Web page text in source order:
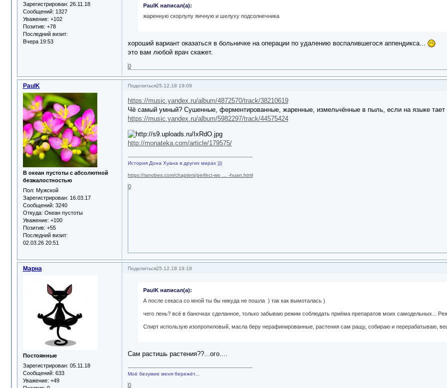
Зарегистрирован: 26.11.18
Сообщений: 1327
Уважение: +102
Позитив: +78
Последний визит:
Вчера 19:53
PaulK написал(а):
жаренную скорлупу яичную и шелуху подсолнечника
хороший вариант оказаться в больничке на операции по удалению воспалившегося аппендикса...
это вам любой врач скажет.
0
Поделиться25.12.18 19:09
PaulK
В океан пустоты с абсолютной
безжалостностью
Пол: Мужской
Зарегистрирован: 16.03.17
Сообщений: 3240
Откуда: Океан пустоты
Уважение: +100
Позитив: +55
Последний визит:
02.03.26 20:51
https://music.yandex.ru/album/4872570/track/38210619
Чё самый умный? Сушенные, ферментированные, жаренные, измельчённые в пыль, если на языке тает
https://music.yandex.ru/album/5982297/track/44575424
http://monateka.com/article/179575/
История Дона Хуана в других мирах )))
https://ranobes.com/chapters/perfect-wo … -huan.html
0
Поделиться25.12.18 19:18
Марна
Постоянные
Зарегистрирован: 05.11.18
Сообщений: 633
Уважение: +49
PaulK написал(а):
А после секаса со мной ты бы никуда не пошла ) так как вымоталась )
чего лень? всё в баночках сделанное, только забываю режим соблюдать приёма препаратов моих самодельных...
Спирт использую изопропиловый, масла беру нерафинированные, растения сам ращу, собираю и перерабатываю,
Сам растишь растения??...ого....
Моё безумие меня бережёт...
0